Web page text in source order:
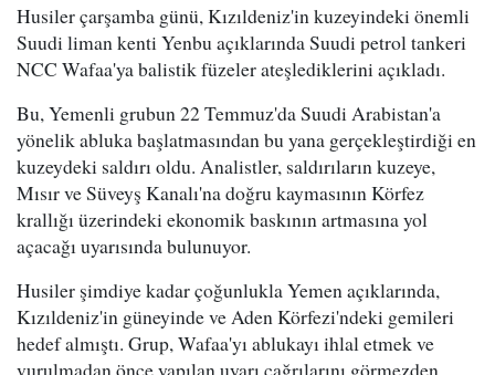
Husiler çarşamba günü, Kızıldeniz'in kuzeyindeki önemli
Suudi liman kenti Yenbu açıklarında Suudi petrol tankeri
NCC Wafaa'ya balistik füzeler ateşlediklerini açıkladı.
Bu, Yemenli grubun 22 Temmuz'da Suudi Arabistan'a
yönelik abluka başlatmasından bu yana gerçekleştirdiği en
kuzeydeki saldırı oldu. Analistler, saldırıların kuzeye,
Mısır ve Süveyş Kanalı'na doğru kaymasının Körfez
krallığı üzerindeki ekonomik baskının artmasına yol
açacağı uyarısında bulunuyor.
Husiler şimdiye kadar çoğunlukla Yemen açıklarında,
Kızıldeniz'in güneyinde ve Aden Körfezi'ndeki gemileri
hedef almıştı. Grup, Wafaa'yı ablukayı ihlal etmek ve
vurulmadan önce yapılan uyarı çağrılarını görmezden